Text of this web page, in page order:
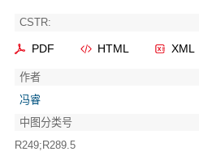
CSTR:
PDF HTML XML
作者
冯睿
中图分类号
R249;R289.5